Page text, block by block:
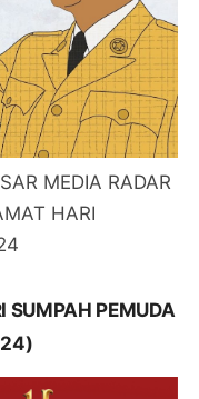
MEDIA RADAR
HARI
SUMPAH PEMUDA